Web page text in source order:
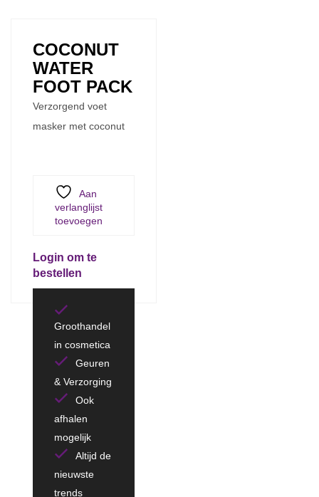
COCONUT
WATER
FOOT PACK
Verzorgend voet
masker met coconut
Aan
verlanglijst
toevoegen
Login om te
bestellen
Groothandel
in cosmetica
Geuren
& Verzorging
Ook
afhalen
mogelijk
Altijd de
nieuwste
trends